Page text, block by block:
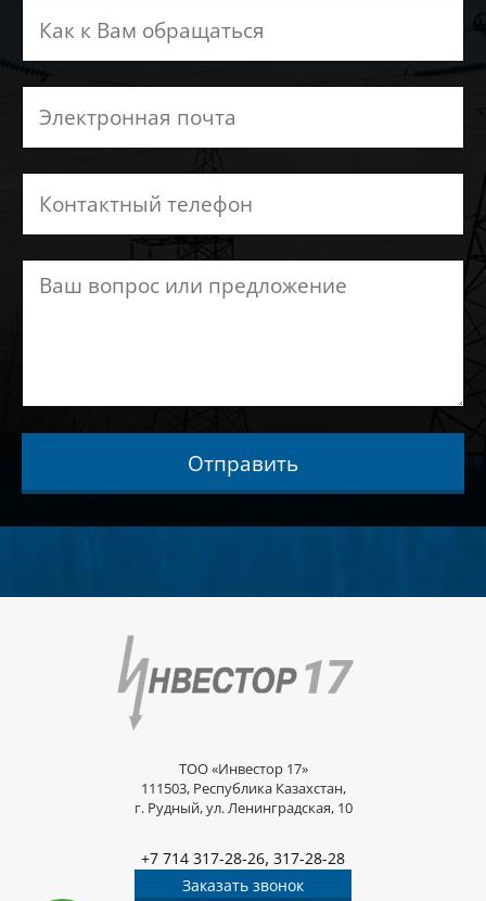
Отправить
ТОО «Инвестор 17»
111503, Республика Казахстан,
г. Рудный, ул. Ленинградская, 10
+7 714 317-28-26, 317-28-28
Заказать звонок